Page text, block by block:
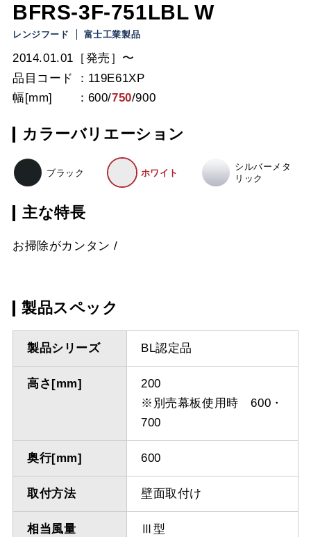
BFRS-3F-751LBL W
レンジフード 富士工業製品
2014.01.01［発売］〜
品目コード
119E61XP
幅[mm]
600/750/900
カラーバリエーション
ブラック ホワイト
シルバーメタ
リック
主な特長
お掃除がカンタン
製品スペック
製品シリーズ BL認定品
高さ[mm]
200
※別売幕板使用時 600・
700
奥行[mm] 600
取付方法 壁面取付け
相当風量 Ⅲ型